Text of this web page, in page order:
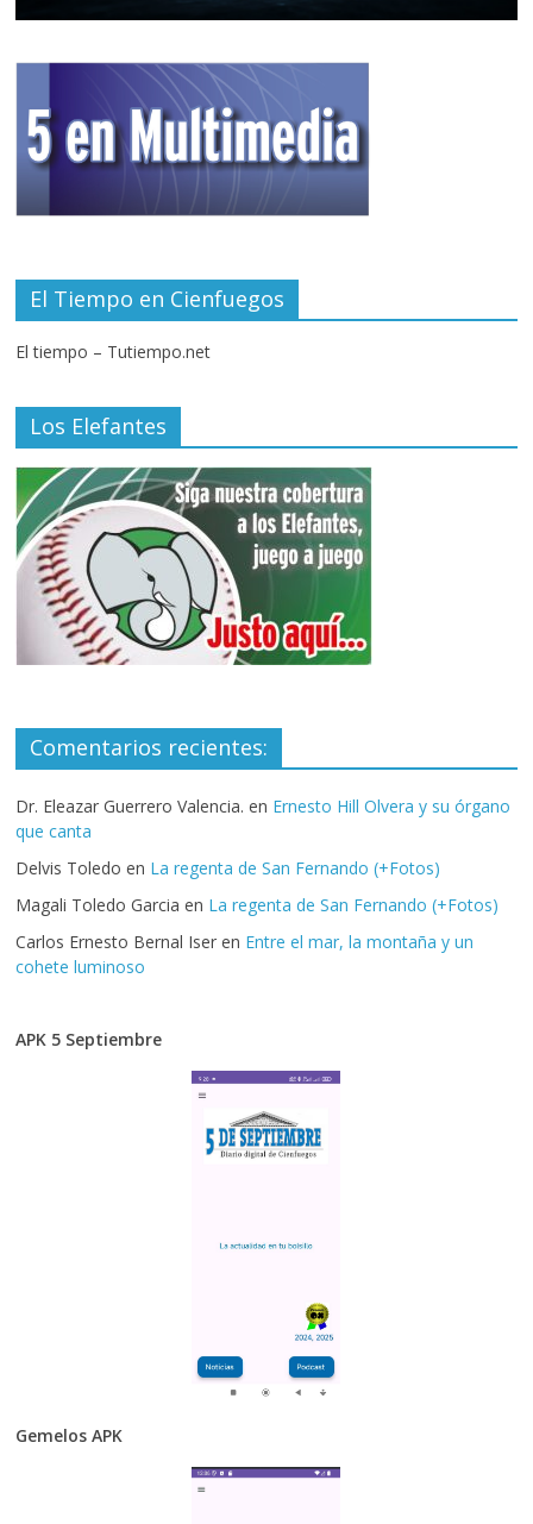
El Tiempo en Cienfuegos
El tiempo – Tutiempo.net
Los Elefantes
Comentarios recientes:
Dr. Eleazar Guerrero Valencia. en Ernesto Hill Olvera y su órgano
que canta
Delvis Toledo en La regenta de San Fernando (+Fotos)
Magali Toledo Garcia en La regenta de San Fernando (+Fotos)
Carlos Ernesto Bernal Iser en Entre el mar, la montaña y un
cohete luminoso
APK 5 Septiembre
Gemelos APK